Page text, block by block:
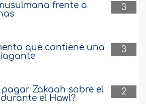
3
frente a
3
que contiene una
2
Zakaah sobre el
el Hawl?